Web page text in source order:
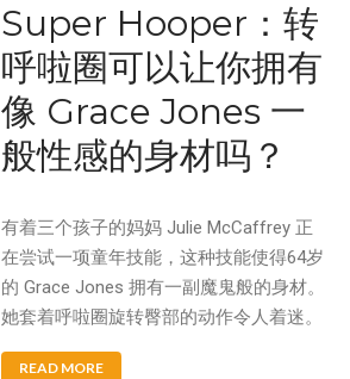
Super Hooper：转
呼啦圈可以让你拥有
像 Grace Jones 一
般性感的身材吗？
有着三个孩子的妈妈 Julie McCaffrey 正
在尝试一项童年技能，这种技能使得64岁
的 Grace Jones 拥有一副魔鬼般的身材。
她套着呼啦圈旋转臀部的动作令人着迷。
READ MORE